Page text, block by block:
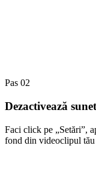
Pas 02
Dezactivează
Faci click pe „Setări”,
fond din videoclipul